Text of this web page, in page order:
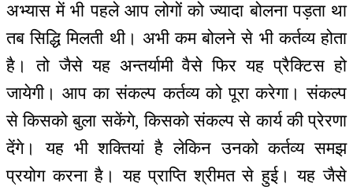
अभ्यास में भी पहले आप लोगों को ज्यादा बोलना पड़ता था
तब सिद्धि मिलती थी। अभी कम बोलने से भी कर्तव्य होता
है। तो जैसे यह अन्तर्यामी वैसे फिर यह प्रैक्टिस हो
जायेगी। आप का संकल्प कर्तव्य को पूरा करेगा। संकल्प
से किसको बुला सकेंगे, किसको संकल्प से कार्य की प्रेरणा
देंगे। यह भी शक्तियां है लेकिन उनको कर्तव्य समझ
प्रयोग करना है। यह प्राप्ति श्रीमत से हुई। यह जैसे